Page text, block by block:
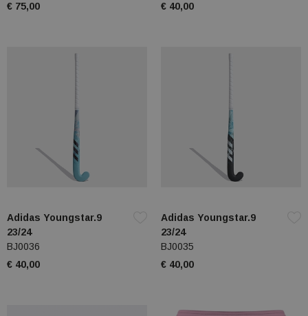
€ 75,00
€ 40,00
Adidas Youngstar.9
23/24
BJ0036
€ 40,00
Adidas Youngstar.9
23/24
BJ0035
€ 40,00